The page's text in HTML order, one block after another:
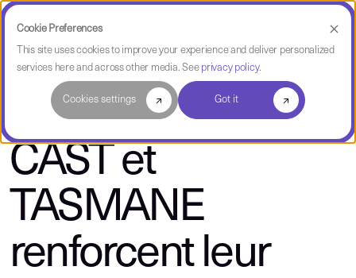
Cookie Preferences
This site uses cookies to improve your experience and deliver personalized
services here and across other media. See privacy policy.
Cookies settings Got it
About CAST
CAST et
TASMANE
renforcent leur